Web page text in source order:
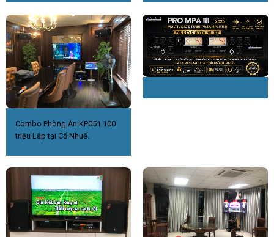
Combo Phòng Ăn KP051 100
triệu Lắp tại Cổ Nhuế.